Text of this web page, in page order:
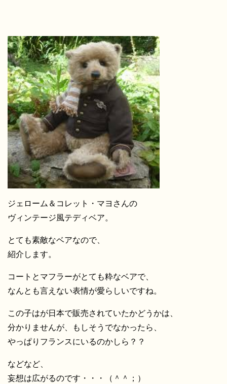
ジェローム＆コレット・マヨさんの
ヴィンテージ風テディベア。
とても素敵なベアなので、
紹介します。
コートとマフラーがとても粋なベアで、
なんとも言えない表情が愛らしいですね。
この子はが日本で販売されていたかどうかは、
分かりませんが、もしそうでなかったら、
やっぱりフランスにいるのかしら？？
などなど、
妄想は広がるのです・・・（＾＾；）